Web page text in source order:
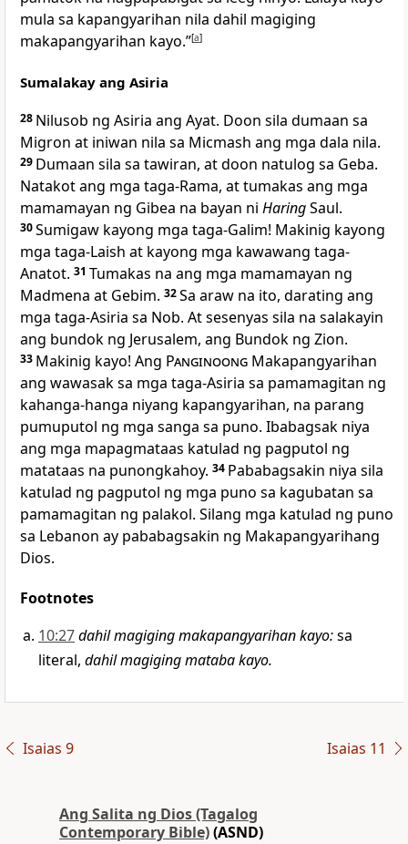
mula sa kapangyarihan nila dahil magiging
makapangyarihan kayo.”[a]
Sumalakay ang Asiria
28 Nilusob ng Asiria ang Ayat. Doon sila dumaan sa
Migron at iniwan nila sa Micmash ang mga dala nila.
29 Dumaan sila sa tawiran, at doon natulog sa Geba.
Natakot ang mga taga-Rama, at tumakas ang mga
mamamayan ng Gibea na bayan ni HaringSaul.
30Sumigaw kayong mga taga-Galim! Makinig kayong
mga taga-Laish at kayong mga kawawang taga-
Anatot. 31 Tumakas na ang mga mamamayan ng
Madmena at Gebim. 32Sa araw na ito, darating ang
mga taga-Asiria sa Nob. At sesenyas sila na salakayin
ang bundok ng Jerusalem, ang Bundok ng Zion.
33 Makinig kayo! Ang Panginoong Makapangyarihan
ang wawasak sa mga taga-Asiria sa pamamagitan ng
kahanga-hanga niyang kapangyarihan, na parang
pumuputol ng mga sanga sa puno. Ibabagsak niya
ang mga mapagmataas katulad ng pagputol ng
matataas na punongkahoy. 34 Pababagsakin niya sila
katulad ng pagputol ng mga puno sa kagubatan sa
pamamagitan ng palakol. Silang mga katulad ng puno
sa Lebanon ay pababagsakin ng Makapangyarihang
Dios.
Footnotes
10:27dahil magiging makapangyarihan kayo:sa
literal, dahil magiging mataba kayo.
Isaias 9 Isaias 11
Ang Salita ng Dios (Tagalog
Contemporary Bible)(ASND)